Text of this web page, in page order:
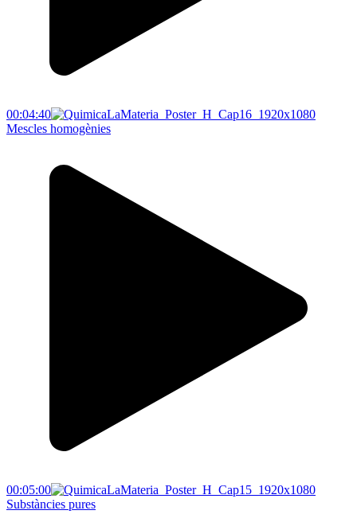
00:04:40
Mescles homogènies
00:05:00
Substàncies pures